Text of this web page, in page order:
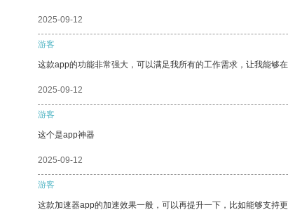
2025-09-12
游客
这款app的功能非常强大，可以满足我所有的工作需求，让我能够在
2025-09-12
游客
这个是app神器
2025-09-12
游客
这款加速器app的加速效果一般，可以再提升一下，比如能够支持更